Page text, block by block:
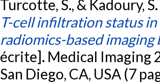
Turcotte, S., & Kadoury,
T-cell infiltration status
radiomics-based
écrite]. Medical Imaging
San Diego, CA, USA (7